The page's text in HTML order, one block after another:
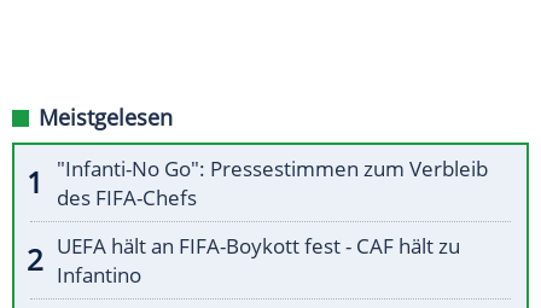
Meistgelesen
"Infanti-No Go": Pressestimmen zum Verbleib
des FIFA-Chefs
UEFA hält an FIFA-Boykott fest - CAF hält zu
Infantino